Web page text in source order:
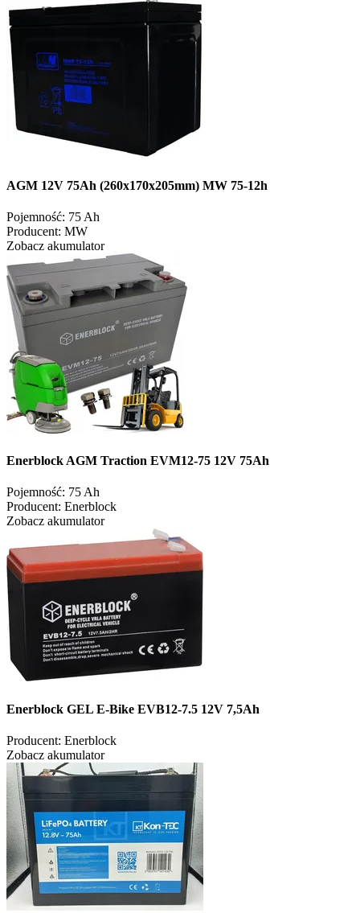
AGM 12V 75Ah (260x170x205mm) MW 75-12h
Pojemność: 75 Ah
Producent: MW
Zobacz akumulator
Enerblock AGM Traction EVM12-75 12V 75Ah
Pojemność: 75 Ah
Producent: Enerblock
Zobacz akumulator
Enerblock GEL E-Bike EVB12-7.5 12V 7,5Ah
Producent: Enerblock
Zobacz akumulator